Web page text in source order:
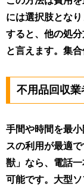
には選択肢とな
すると、他の処
と言えます。集
不用品回収
手間や時間を最
スの利用が最適
獣」なら、電話
可能です。大型